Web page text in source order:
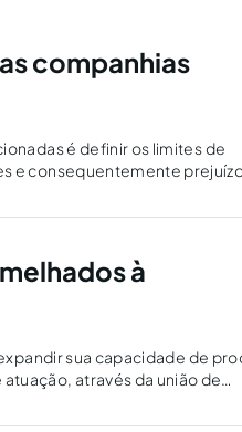
companhias
é definir os limites de
e consequentemente
à
sua capacidade de
através da união de